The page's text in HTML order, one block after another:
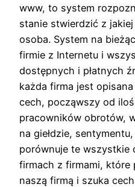
www, to system
stanie stwierdzić z
osoba. System na
firmie z Internetu i
dostępnych i płatnych
każda firma jest
cech, począwszy od
pracowników obrotów,
na giełdzie,
porównuje te wszystkie
firmach z firmami, które
naszą firmą i szuka